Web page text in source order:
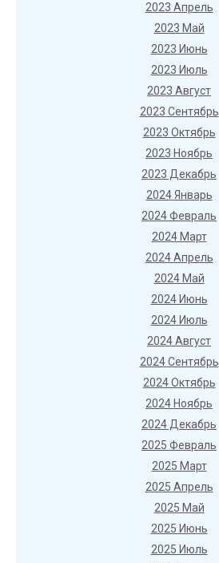
2023 Апрель
2023 Май
2023 Июнь
2023 Июль
2023 Август
2023 Сентябрь
2023 Октябрь
2023 Ноябрь
2023 Декабрь
2024 Январь
2024 Февраль
2024 Март
2024 Апрель
2024 Май
2024 Июнь
2024 Июль
2024 Август
2024 Сентябрь
2024 Октябрь
2024 Ноябрь
2024 Декабрь
2025 Февраль
2025 Март
2025 Апрель
2025 Май
2025 Июнь
2025 Июль